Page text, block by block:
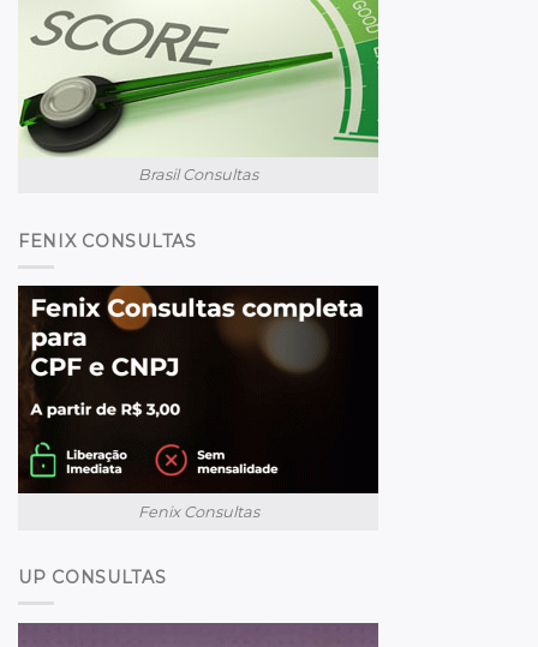
Brasil Consultas
FENIX CONSULTAS
Fenix Consultas
UP CONSULTAS